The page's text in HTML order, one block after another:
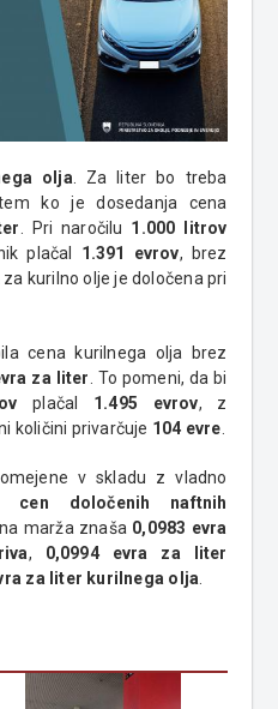
olja . Za liter bo treba
ko je dosedanja cena
. Pri naročilu 1.000 litrov
plačal 1.391 evrov, brez
kurilno olje je določena pri
cena kurilnega olja brez
za liter . To pomeni, da bi
plačal 1.495 evrov, z
količini privarčuje 104 evre
v skladu z vladno
cen določenih naftnih
marža znaša 0,0983 evra
, 0,0994 evra za liter
za liter kurilnega olja